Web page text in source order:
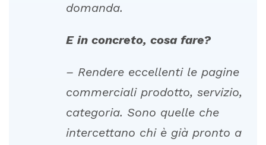
domanda.
E in concreto, cosa fare?
– Rendere eccellenti le pagine
commerciali prodotto, servizio,
categoria. Sono quelle che
intercettano chi è già pronto a